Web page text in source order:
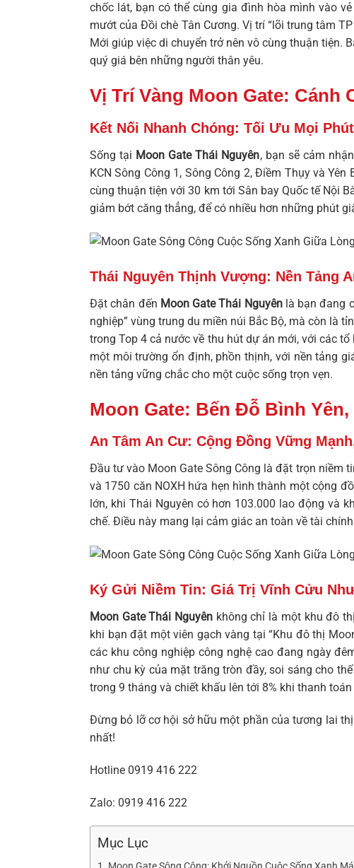
chốc lát, bạn có thể cùng gia đình hòa mình vào
mướt của Đồi chè Tân Cương. Vị trí “lõi trung tâm
Mới giúp việc di chuyển trở nên vô cùng thuận tiện.
quý giá bên những người thân yêu.
Vị Trí Vàng Moon Gate: Cánh
Kết Nối Nhanh Chóng: Tối Ưu Mọi
Sống tại Moon Gate Thái Nguyên, bạn sẽ cảm
KCN Sông Công 1, Sông Công 2, Điềm Thụy và
cùng thuận tiện với 30 km tới Sân bay Quốc tế Nội
giảm bớt căng thẳng, để có nhiều hơn những phút
Thái Nguyên Thịnh Vượng: Nền Tảng
Đặt chân đến Moon Gate Thái Nguyênlà bạn đang
nghiệp” vùng trung du miền núi Bắc Bộ, mà còn là
trong Top 4 cả nước về thu hút dự án mới, với các
một môi trường ổn định, phồn thịnh, với nền tảng
nền tảng vững chắc cho một cuộc sống trọn vẹn.
Moon Gate: Bến Đỗ Bình
An Tâm An Cư: Cộng Đồng Vững
Đầu tư vào Moon Gate Sông Công là đặt trọn niềm
và 1750 căn NOXH hứa hẹn hình thành một cộng
lớn, khi Thái Nguyên có hơn 103.000 lao động và
chế. Điều này mang lại cảm giác an toàn về tài
Ký Gửi Niềm Tin: Giá Trị Vĩnh Cửu
Moon Gate Thái Nguyên không chỉ là một khu đô
khi bạn đặt một viên gạch vàng tại “Khu đô thị
các khu công nghiệp công nghệ cao đang ngày
như chu kỳ của mặt trăng tròn đầy, soi sáng cho
trong 9 tháng và chiết khấu lên tới 8% khi thanh
Đừng bỏ lỡ cơ hội sở hữu một phần của tương lai
nhất!
Hotline 0919 416 222
Zalo: 0919 416 222
Mục Lục